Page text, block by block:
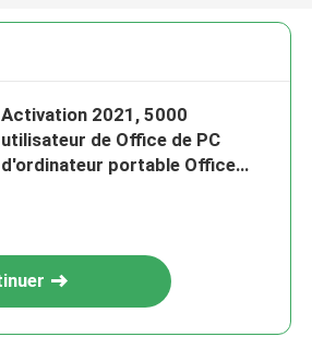
Activation 2021, 5000
utilisateur de Office de PC
d'ordinateur portable Office